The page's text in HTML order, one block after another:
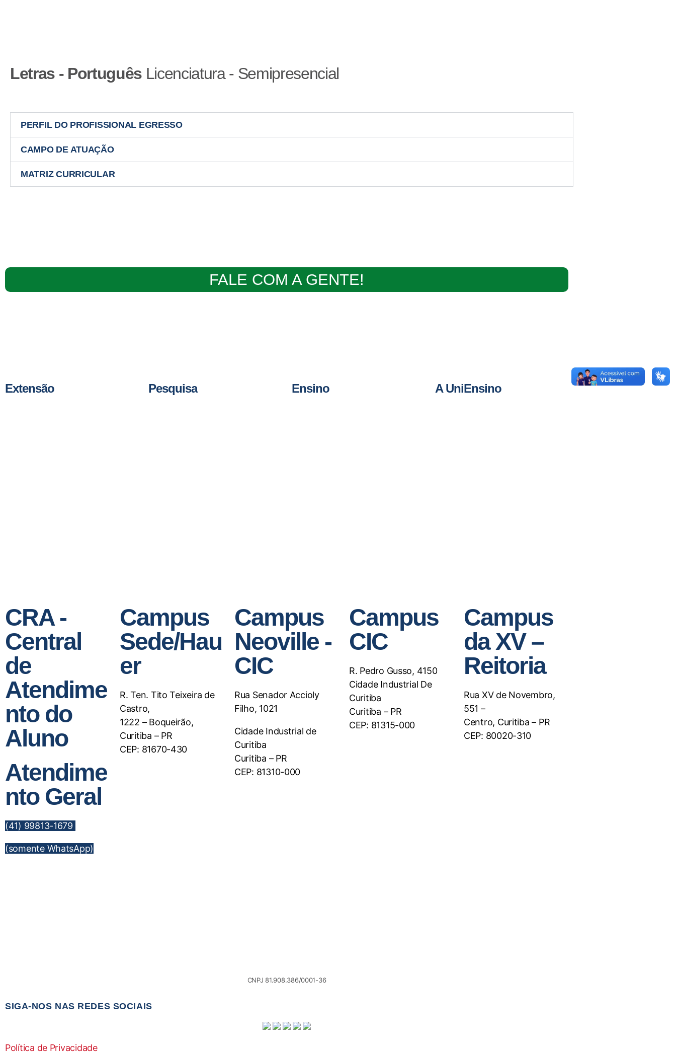
Letras - Português Licenciatura - Semipresencial
PERFIL DO PROFISSIONAL EGRESSO
CAMPO DE ATUAÇÃO
MATRIZ CURRICULAR
FALE COM A GENTE!
Extensão Pesquisa Ensino A UniEnsino
CRA -
Central
de
Atendime
nto do
Aluno
Atendime
nto Geral
(41) 99813-1679
(somente WhatsApp)
Campus
Sede/Hau
er
R. Ten. Tito Teixeira de
Castro,
1222 – Boqueirão,
Curitiba – PR
CEP: 81670-430
Campus
Neoville -
CIC
Rua Senador Accioly
Filho, 1021
Cidade Industrial de
Curitiba
Curitiba – PR
CEP: 81310-000
Campus
CIC
R. Pedro Gusso, 4150
Cidade Industrial De
Curitiba
Curitiba – PR
CEP: 81315-000
Campus
da XV –
Reitoria
Rua XV de Novembro,
551 –
Centro, Curitiba – PR
CEP: 80020-310
CNPJ 81.908.386/0001-36
SIGA-NOS NAS REDES SOCIAIS
Política de Privacidade